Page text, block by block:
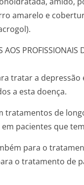
amarelo e
AOS PROFISSIONAIS
tratar a
a esta doença.
tratamentos de
pacientes que
para o
o tratamento de